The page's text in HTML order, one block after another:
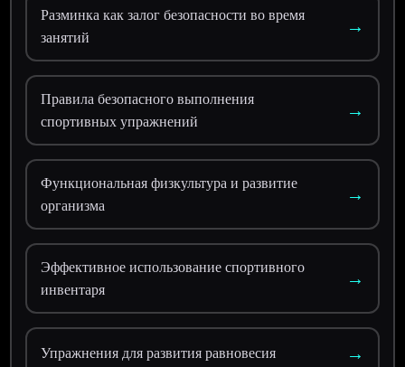
Разминка как залог безопасности во время
занятий
→
Правила безопасного выполнения
спортивных упражнений
→
Функциональная физкультура и развитие
организма
→
Эффективное использование спортивного
инвентаря
→
Упражнения для развития равновесия →